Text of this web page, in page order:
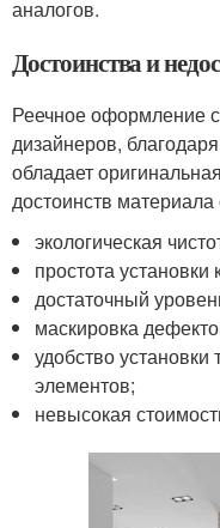
аналогов.
Достоинства и
Реечное оформление
дизайнеров,
обладает
достоинств материала
экологическая
простота
достаточный
маскировка
удобство
элементов;
невысокая